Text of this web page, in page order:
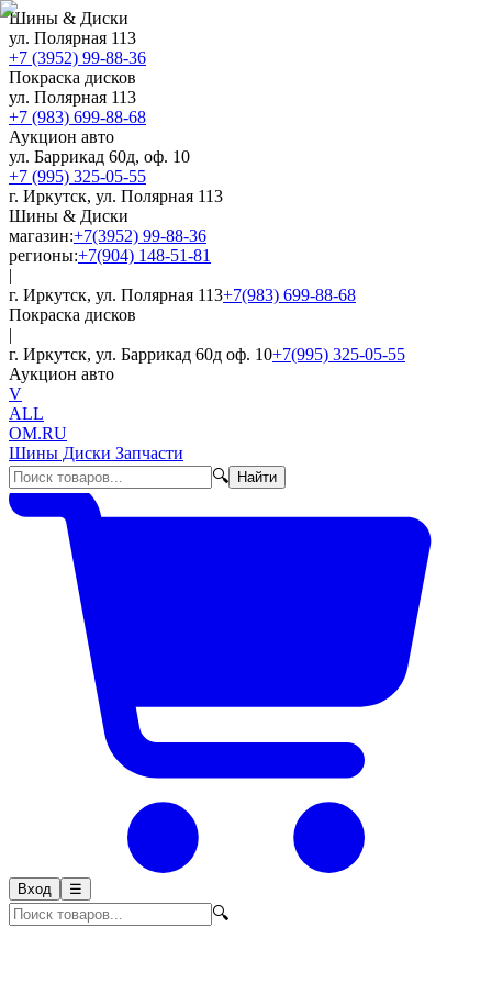
Шины & Диски
ул. Полярная 113
+7 (3952) 99-88-36
Покраска дисков
ул. Полярная 113
+7 (983) 699-88-68
Аукцион авто
ул. Баррикад 60д, оф. 10
+7 (995) 325-05-55
г. Иркутск, ул. Полярная 113
Шины & Диски
магазин:+7(3952) 99-88-36
регионы:+7(904) 148-51-81
|
г. Иркутск, ул. Полярная 113+7(983) 699-88-68
Покраска дисков
|
г. Иркутск, ул. Баррикад 60д оф. 10+7(995) 325-05-55
Аукцион авто
V
ALL
OM.RU
Шины Диски Запчасти
🔍
Найти
Вход ☰
🔍